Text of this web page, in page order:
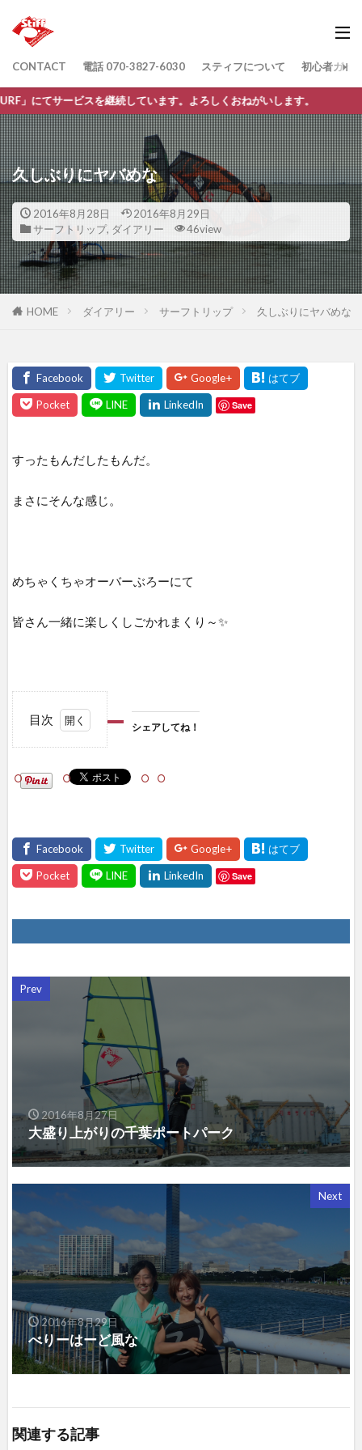
CONTACT 電話 070-3827-6030 スティフについて 初心者ガイ
継続しています。よろしくおねがいします。
久しぶりにヤバめな
2016年8月28日
2016年8月29日
サーフトリップ, ダイアリー 46view
HOME ダイアリー サーフトリップ 久しぶりにヤバめな
Save
すったもんだしたもんだ。
まさにそんな感じ。
めちゃくちゃオーバーぶろーにて
皆さん一緒に楽しくしごかれまくり～✨
目次
アし
て
シェアしてね！
Save
Prev
2016年8月27日
大盛り上がりの千葉ポートパーク
Next
2016年8月29日
べりーはーど風な
関連する記事